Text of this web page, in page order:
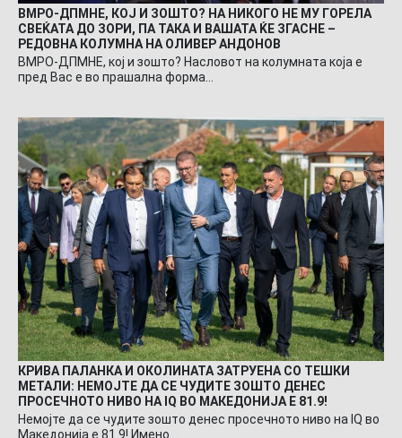
ВМРО-ДПМНЕ, КОЈ И ЗОШТО? НА НИКОГО НЕ МУ ГОРЕЛА
СВЕЌАТА ДО ЗОРИ, ПА ТАКА И ВАШАТА ЌЕ ЗГАСНЕ –
РЕДОВНА КОЛУМНА НА ОЛИВЕР АНДОНОВ
ВМРО-ДПМНЕ, кој и зошто? Насловот на колумната која е
пред Вас е во прашална форма…
КРИВА ПАЛАНКА И ОКОЛИНАТА ЗАТРУЕНА СО ТЕШКИ
МЕТАЛИ: НЕМОЈТЕ ДА СЕ ЧУДИТЕ ЗОШТО ДЕНЕС
ПРОСЕЧНОТО НИВО НА IQ ВО МАКЕДОНИЈА Е 81.9!
Немојте да се чудите зошто денес просечното ниво на IQ во
Македонија е 81.9! Имено…